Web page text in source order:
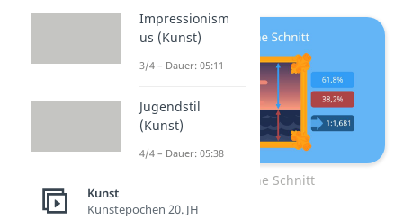
Der goldene Schnitt
Impressionism
us (Kunst)
3/4 – Dauer: 05:11
Jugendstil
(Kunst)
4/4 – Dauer: 05:38
Kunst
Kunstepochen 20. JH